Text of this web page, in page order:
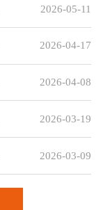
2026-05-11
2026-04-17
2026-04-08
2026-03-19
2026-03-09